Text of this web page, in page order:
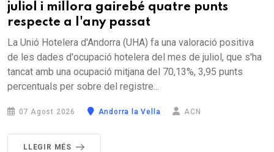
juliol i millora gairebé quatre punts
respecte a l'any passat
La Unió Hotelera d'Andorra (UHA) fa una valoració positiva
de les dades d'ocupació hotelera del mes de juliol, que s'ha
tancat amb una ocupació mitjana del 70,13%, 3,95 punts
percentuals per sobre del registre...
07 Agost 2026 Andorra la Vella ACN
LLEGIR MÉS